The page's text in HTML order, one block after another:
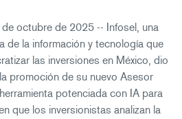
octubre de 2025 -- Infosel, una
de la información y tecnología que
las inversiones en México, dio
promoción de su nuevo Asesor
potenciada con IA para
que los inversionistas analizan la